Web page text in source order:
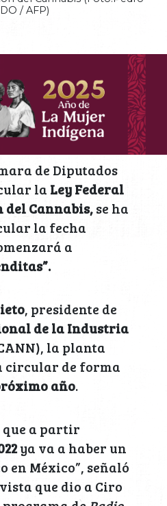
/ AFP)
de Diputados
la Ley Federal
del Cannabis,se ha
la fecha
a
, presidente de
de la Industria
la planta
circular de forma
año.
que a partir
ya va a haber un
en México”, señaló
que dio a Ciro